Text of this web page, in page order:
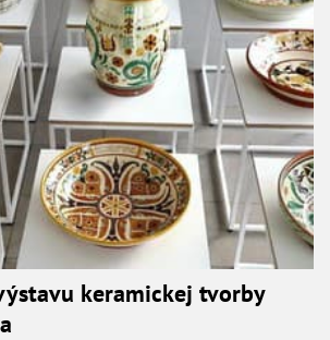
keramickej tvorby